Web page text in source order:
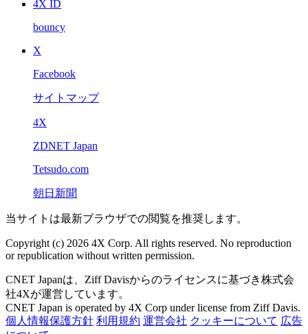
4X ID
bouncy
X
Facebook
サイトマップ
4X
ZDNET Japan
Tetsudo.com
朝日新聞
当サイトは最新ブラウザでの閲覧を推奨します。
Copyright (c) 2026 4X Corp. All rights reserved. No reproduction
or republication without written permission.
CNET Japanは、Ziff Davisからのライセンスに基づき株式会
社4Xが運営しています。
CNET Japan is operated by 4X Corp under license from Ziff Davis.
個人情報保護方針 利用規約 運営会社 クッキーについて 広告